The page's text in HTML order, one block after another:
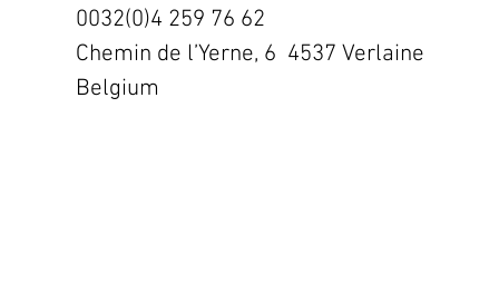
0032(0)4 259 76 62
Chemin de l’Yerne, 6 4537 Verlaine
Belgium